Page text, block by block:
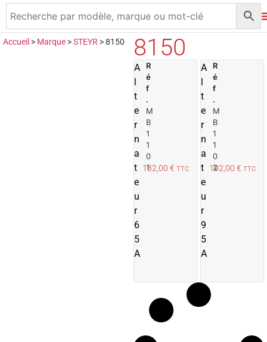
Accueil > Marque >STEYR >8150 8150
A
l
t
e
r
n
a
t
e
u
r
6
5
A
R
é
f
.
M
B
1
1
0
1
132,00 € TTC
A
o
e
a
u
p
n
e
A
l
t
e
r
n
a
t
e
u
r
9
5
A
R
é
f
.
M
B
1
1
0
2
192,00 € TTC